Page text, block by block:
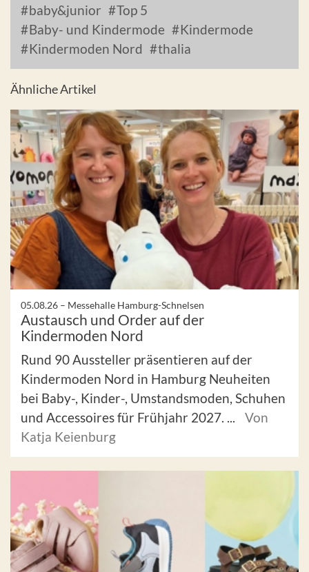
baby&junior
Top 5
Baby- und Kindermode
Kindermode
Kindermoden Nord
thalia
Ähnliche Artikel
05.08.26 – Messehalle Hamburg-Schnelsen
Austausch und Order auf der
Kindermoden Nord
Rund 90 Aussteller präsentieren auf der
Kindermoden Nord in Hamburg Neuheiten
bei Baby-, Kinder-, Umstandsmoden, Schuhen
und Accessoires für Frühjahr 2027. ...
Von
Katja Keienburg